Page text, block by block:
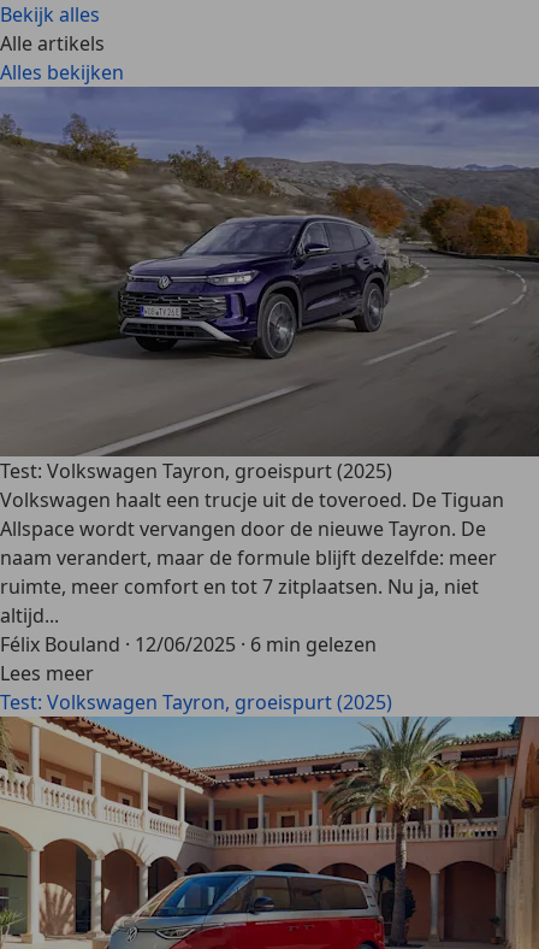
Bekijk alles
Alle artikels
Alles bekijken
Test: Volkswagen Tayron, groeispurt (2025)
Volkswagen haalt een trucje uit de toveroed. De Tiguan
Allspace wordt vervangen door de nieuwe Tayron. De
naam verandert, maar de formule blijft dezelfde: meer
ruimte, meer comfort en tot 7 zitplaatsen. Nu ja, niet
altijd...
Félix Bouland · 12/06/2025 · 6 min gelezen
Lees meer
Test: Volkswagen Tayron, groeispurt (2025)